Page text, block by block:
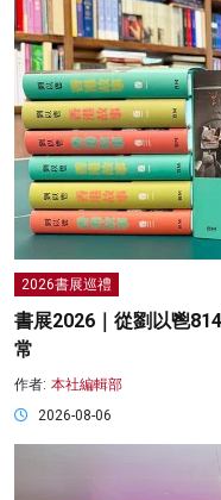
2026書展巡禮
書展2026｜從劉以鬯
常
作者: 本社編輯部
2026-08-06